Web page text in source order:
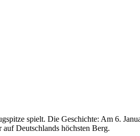
spielt. Die Geschichte: Am 6.
Deutschlands höchsten Berg.